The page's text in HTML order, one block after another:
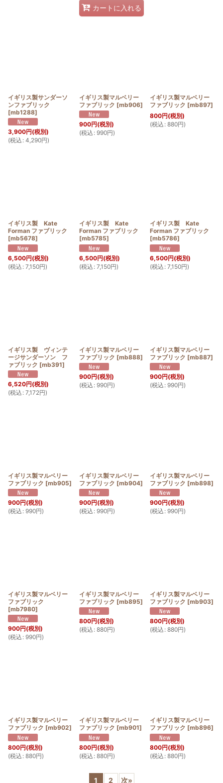
カートに入れる
イギリス製サンダーソ
ンファブリック
[mb1288]
3,900円(税別)
(税込 : 4,290円)
イギリス製マルベリー
ファブリック [mb906]
900円(税別)
(税込 : 990円)
イギリス製マルベリー
ファブリック [mb897]
800円(税別)
(税込 : 880円)
イギリス製 Kate
Forman ファブリック
[mb5678]
6,500円(税別)
(税込 : 7,150円)
イギリス製 Kate
Forman ファブリック
[mb5785]
6,500円(税別)
(税込 : 7,150円)
イギリス製 Kate
Forman ファブリック
[mb5786]
6,500円(税別)
(税込 : 7,150円)
イギリス製 ヴィンテ
ージサンダーソン フ
ァブリック [mb391]
6,520円(税別)
(税込 : 7,172円)
イギリス製マルベリー
ファブリック [mb888]
900円(税別)
(税込 : 990円)
イギリス製マルベリー
ファブリック [mb887]
900円(税別)
(税込 : 990円)
イギリス製マルベリー
ファブリック [mb905]
900円(税別)
(税込 : 990円)
イギリス製マルベリー
ファブリック [mb904]
900円(税別)
(税込 : 990円)
イギリス製マルベリー
ファブリック [mb898]
900円(税別)
(税込 : 990円)
イギリス製マルベリー
ファブリック
[mb7980]
900円(税別)
(税込 : 990円)
イギリス製マルベリー
ファブリック [mb895]
800円(税別)
(税込 : 880円)
イギリス製マルベリー
ファブリック [mb903]
800円(税別)
(税込 : 880円)
イギリス製マルベリー
ファブリック [mb902]
800円(税別)
(税込 : 880円)
イギリス製マルベリー
ファブリック [mb901]
800円(税別)
(税込 : 880円)
イギリス製マルベリー
ファブリック [mb896]
800円(税別)
(税込 : 880円)
1 2 次»